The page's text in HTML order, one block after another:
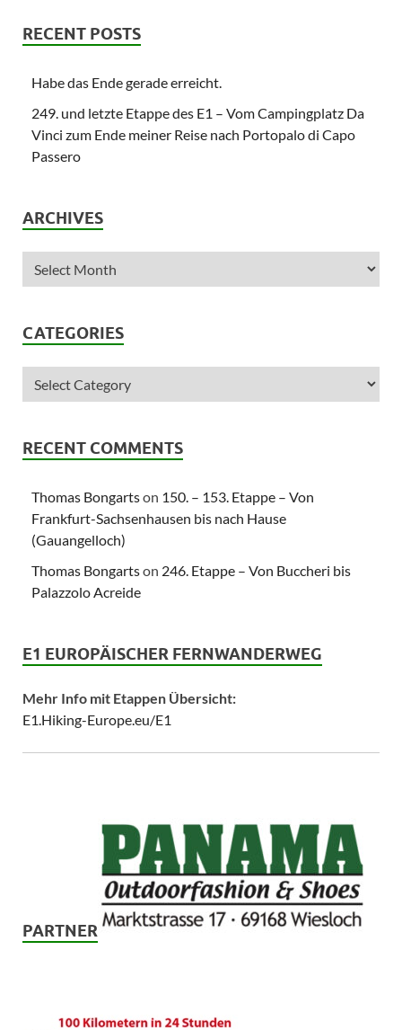
RECENT POSTS
Habe das Ende gerade erreicht.
249. und letzte Etappe des E1 – Vom Campingplatz Da
Vinci zum Ende meiner Reise nach Portopalo di Capo
Passero
ARCHIVES
CATEGORIES
RECENT COMMENTS
Thomas Bongartson 150. – 153. Etappe – Von
Frankfurt-Sachsenhausen bis nach Hause
(Gauangelloch)
Thomas Bongartson 246. Etappe – Von Buccheri bis
Palazzolo Acreide
E1 EUROPÄISCHER FERNWANDERWEG
Mehr Info mit Etappen Übersicht:
E1.Hiking-Europe.eu/E1
PARTNER